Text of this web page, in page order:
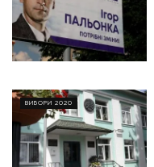
ВИБОРИ 2020